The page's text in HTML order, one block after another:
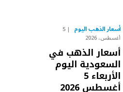
أسعار الذهب اليوم 5
أغسطس، 2026
أسعار الذهب في
السعودية اليوم
الأربعاء 5
أغسطس 2026